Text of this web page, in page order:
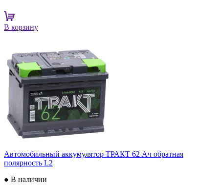
В корзину
Автомобильный аккумулятор ТРАКТ 62 Ач обратная
полярность L2
● В наличии